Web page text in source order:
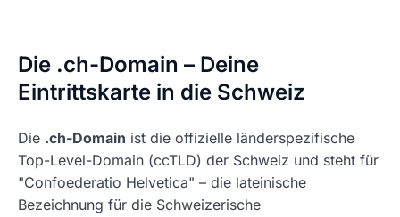
Die .ch-Domain – Deine
Eintrittskarte in die Schweiz
Die .ch-Domain ist die offizielle länderspezifische
Top-Level-Domain (ccTLD) der Schweiz und steht für
"Confoederatio Helvetica" – die lateinische
Bezeichnung für die Schweizerische